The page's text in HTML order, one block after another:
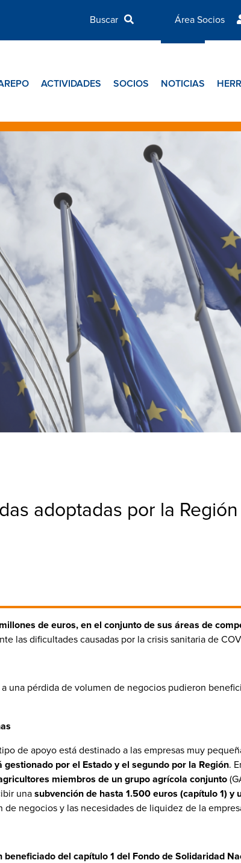
Área Socios
ACTIVIDADES SOCIOS NOTICIAS
adoptadas por la
de euros, en el conjunto de sus áreas de
las dificultades causadas por la crisis sanitaria de
una pérdida de volumen de negocios pudieron
de apoyo está destinado a las empresas muy
gestionado por el Estado y el segundo por la Región.
miembros de un grupo agrícola conjunto
una subvención de hasta 1.500 euros (capítulo 1) y
negocios y las necesidades de liquidez de la
del capítulo 1 del Fondo de Solidaridad